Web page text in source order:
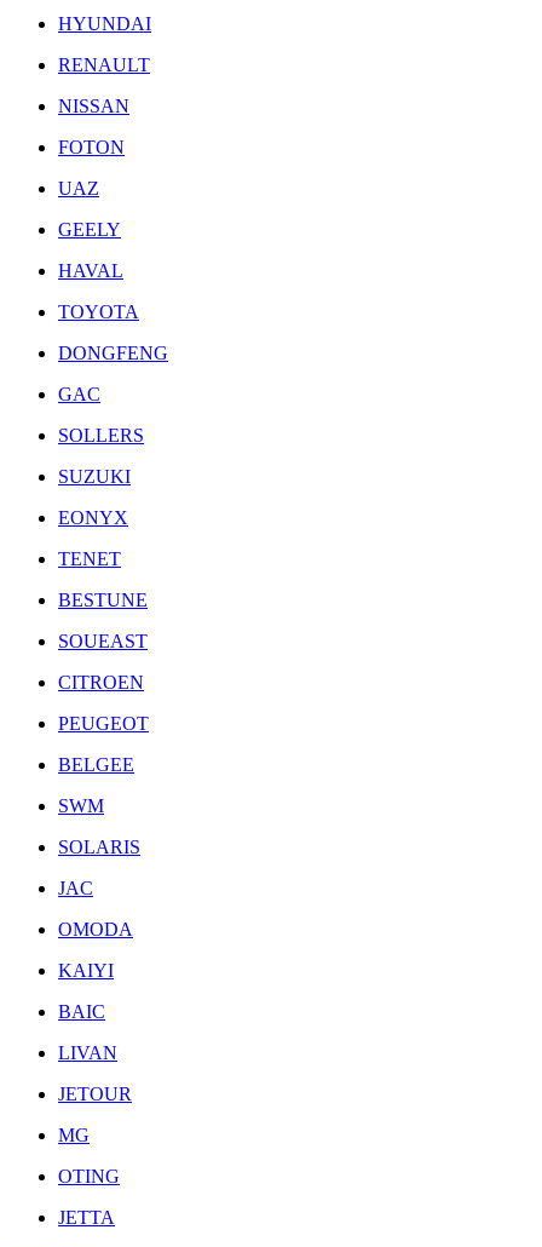
HYUNDAI
RENAULT
NISSAN
FOTON
UAZ
GEELY
HAVAL
TOYOTA
DONGFENG
GAC
SOLLERS
SUZUKI
EONYX
TENET
BESTUNE
SOUEAST
CITROEN
PEUGEOT
BELGEE
SWM
SOLARIS
JAC
OMODA
KAIYI
BAIC
LIVAN
JETOUR
MG
OTING
JETTA